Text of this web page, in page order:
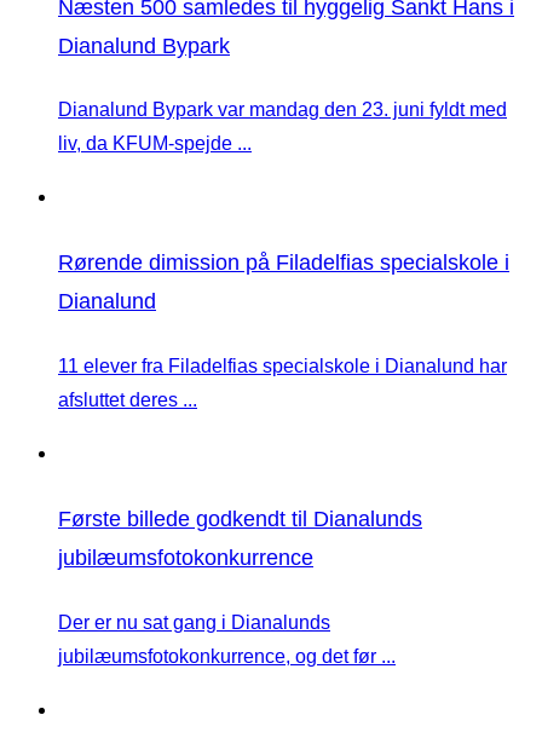
Næsten 500 samledes til hyggelig Sankt Hans i
Dianalund Bypark
Dianalund Bypark var mandag den 23. juni fyldt med
liv, da KFUM-spejde ...
Rørende dimission på Filadelfias specialskole i
Dianalund
11 elever fra Filadelfias specialskole i Dianalund har
afsluttet deres ...
Første billede godkendt til Dianalunds
jubilæumsfotokonkurrence
Der er nu sat gang i Dianalunds
jubilæumsfotokonkurrence, og det før ...